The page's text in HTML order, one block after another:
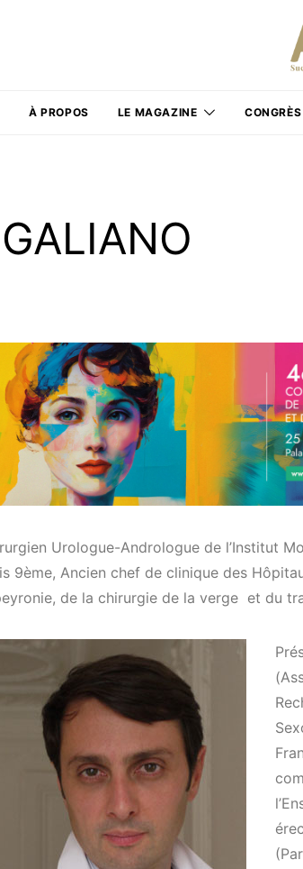
À PROPOS LE MAGAZINE
Urologue-Andrologue de l’Institut
9ème, Ancien chef de clinique des
de la chirurgie de la verge et du